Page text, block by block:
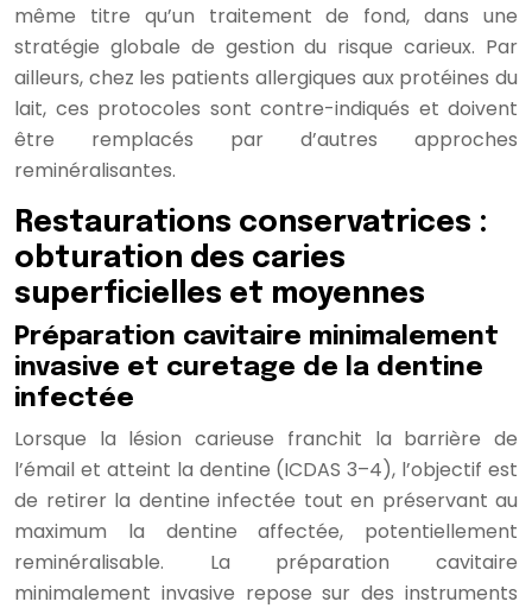
même titre qu’un traitement de fond, dans une
stratégie globale de gestion du risque carieux. Par
ailleurs, chez les patients allergiques aux protéines du
lait, ces protocoles sont contre-indiqués et doivent
être remplacés par d’autres approches
reminéralisantes.
Restaurations conservatrices :
obturation des caries
superficielles et moyennes
Préparation cavitaire minimalement
invasive et curetage de la dentine
infectée
Lorsque la lésion carieuse franchit la barrière de
l’émail et atteint la dentine (ICDAS 3–4), l’objectif est
de retirer la dentine infectée tout en préservant au
maximum la dentine affectée, potentiellement
reminéralisable. La préparation cavitaire
minimalement invasive repose sur des instruments